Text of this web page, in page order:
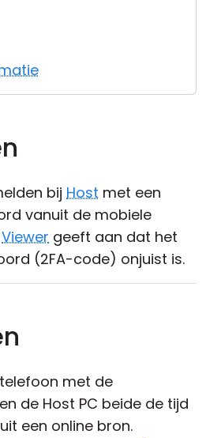
bij Host met een
vanuit de mobiele
Viewer geeft aan dat het
(2FA-code) onjuist is.
met de
de Host PC beide de tijd
een online bron.